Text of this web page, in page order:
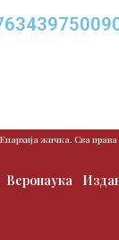
жичка. Сва
Веронаука